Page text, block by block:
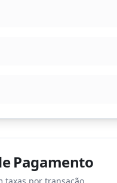
Pagamento